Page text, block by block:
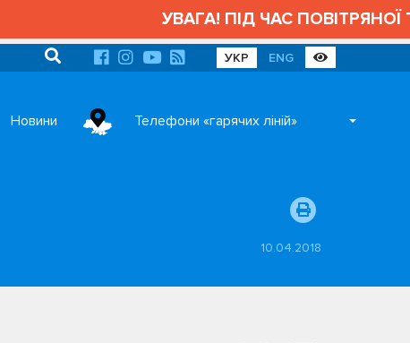
УВАГА! ПІД ЧАС ПОВІТРЯНОЇ
УКР ENG
Новини Телефони «гарячих ліній»
10.04.2018